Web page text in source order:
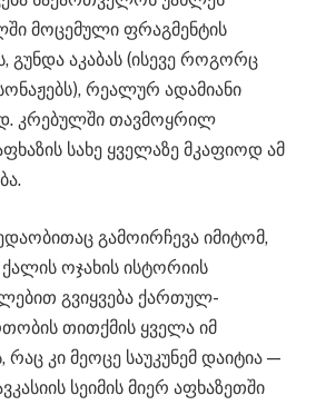
მოცემული ფრაგმენტის
გუნდა აკაბას (ისევე როგორც
რეალურ ადამიანი
კრებულში თავმოყრილ
სახე ყველაზე მკაფიოდ ამ
გამოირჩევა იმიტომ,
ოჯახის ისტორიის
გვიყვება ქართულ-
თითქმის ყველა იმ
კი მეოცე საუკუნემ დაიტია —
სეიმის მიერ აფხაზეთში